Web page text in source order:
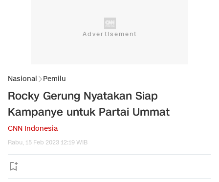
Nasional Pemilu
Rocky Gerung Nyatakan Siap
Kampanye untuk Partai Ummat
CNN Indonesia
Rabu, 15 Feb 2023 12:19 WIB